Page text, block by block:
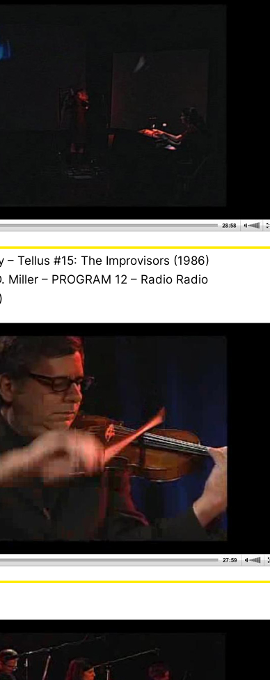
– Tellus #15: The Improvisors (1986)
Miller – PROGRAM 12 – Radio Radio